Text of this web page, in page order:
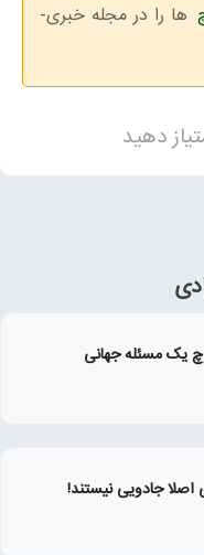
ها را در مجله خبری-
دهید
یک مسئله جهانی
جادویی نیستند!